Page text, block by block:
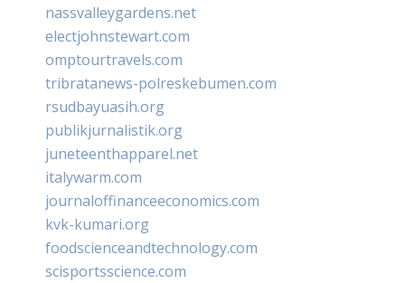
nassvalleygardens.net
electjohnstewart.com
omptourtravels.com
tribratanews-polreskebumen.com
rsudbayuasih.org
publikjurnalistik.org
juneteenthapparel.net
italywarm.com
journaloffinanceeconomics.com
kvk-kumari.org
foodscienceandtechnology.com
scisportsscience.com